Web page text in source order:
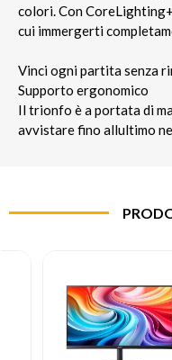
colori. Con
cui immergerti
Vinci ogni partita senza
Supporto ergonomico
Il trionfo è a portata di
avvistare fino allultimo